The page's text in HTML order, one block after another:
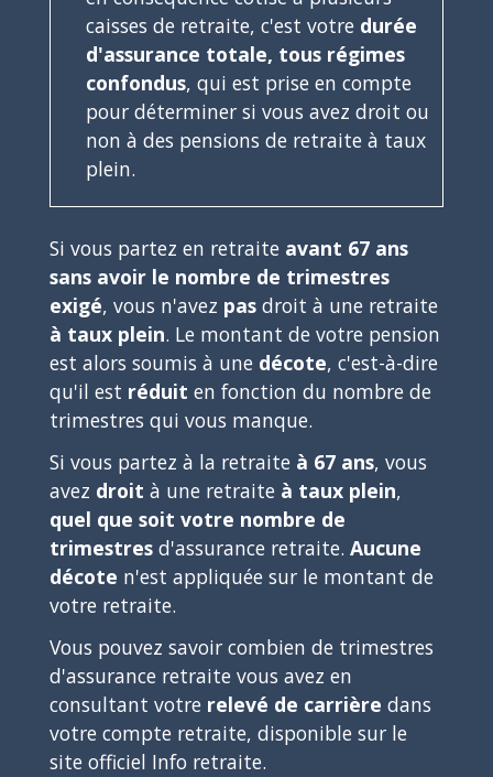
caisses de retraite, c'est votre durée
d'assurance totale, tous régimes
confondus, qui est prise en compte
pour déterminer si vous avez droit ou
non à des pensions de retraite à taux
plein.
Si vous partez en retraite avant 67 ans
sans avoir le nombre de trimestres
exigé, vous n'avez pas droit à une retraite
à taux plein. Le montant de votre pension
est alors soumis à une décote, c'est-à-dire
qu'il est réduit en fonction du nombre de
trimestres qui vous manque.
Si vous partez à la retraite à 67 ans, vous
avez droit à une retraite à taux plein,
quel que soit votre nombre de
trimestres d'assurance retraite. Aucune
décote n'est appliquée sur le montant de
votre retraite.
Vous pouvez savoir combien de trimestres
d'assurance retraite vous avez en
consultant votre relevé de carrière dans
votre compte retraite, disponible sur le
site officiel Info retraite.